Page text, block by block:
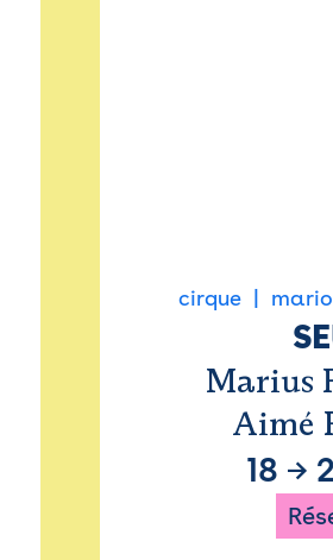
cirque
Marius
Aimé
18 →